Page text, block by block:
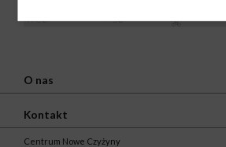
O nas
Kontakt
Centrum Nowe Czyżyny